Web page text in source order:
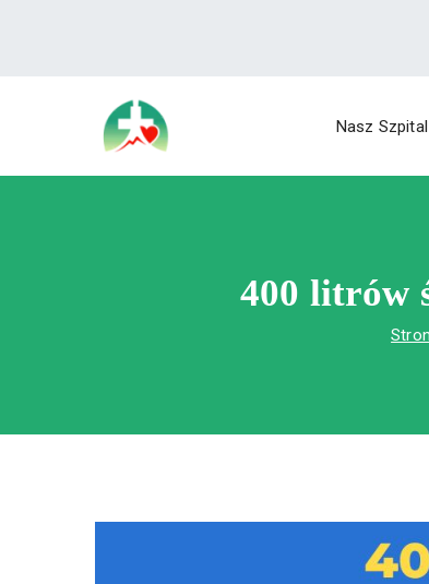
Wojewódzki Szpital
Wojewódzki Szpital
Nasz Szpital
400 litrów